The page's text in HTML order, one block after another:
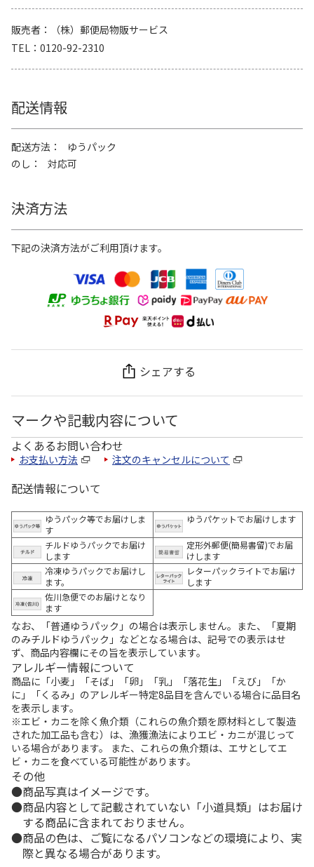
販売者
（株）郵便局物販サービス
TEL
0120-92-2310
配送情報
配送方法
ゆうパック
のし
対応可
決済方法
下記の決済方法がご利用頂けます。
シェアする
マークや記載内容について
よくあるお問い合わせ
お支払い方法 注文のキャンセルについて
配送情報について
ゆうパック等でお届けしま
す
ゆうパケットでお届けします
チルドゆうパックでお届け
します
定形外郵便(簡易書留)でお届
けします
冷凍ゆうパックでお届けし
ます。
レターパックライトでお届け
します
佐川急便でのお届けとなり
ます
なお、「普通ゆうパック」の場合は表示しません。また、「夏期
のみチルドゆうパック」などとなる場合は、記号での表示はせ
ず、商品内容欄にその旨を表示しています。
アレルギー情報について
商品に「小麦」「そば」「卵」「乳」「落花生」「えび」「か
に」「くるみ」のアレルギー特定8品目を含んでいる場合に品目名
を表示します。
※エビ・カニを除く魚介類（これらの魚介類を原材料として製造
された加工品も含む）は、漁獲漁法によりエビ・カニが混じって
いる場合があります。 また、これらの魚介類は、エサとしてエ
ビ・カニを食べている可能性があります。
その他
商品写真はイメージです。
商品内容として記載されていない「小道具類」はお届け
する商品に含まれておりません。
商品の色は、ご覧になるパソコンなどの環境により、実
際と異なる場合があります。